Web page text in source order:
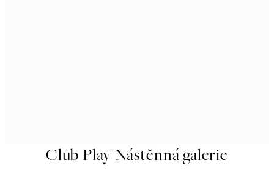
Club Play Nástěnná galerie